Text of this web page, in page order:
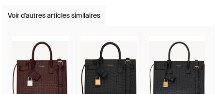
Voir d'autres articles similaires